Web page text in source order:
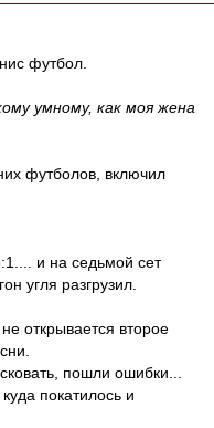
футбол.
умному, как моя жена
футболов, включил
и на седьмой сет
угля разгрузил.
открывается второе
пошли ошибки...
покатилось и